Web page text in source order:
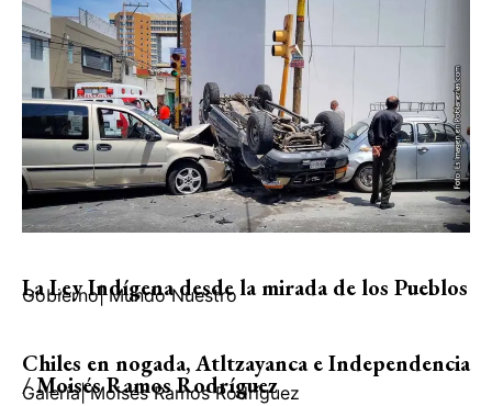
La Ley Indígena desde la mirada de los Pueblos
Gobierno| Mundo Nuestro
Chiles en nogada, Atltzayanca e Independencia
/ Moisés Ramos Rodríguez
Galería| Moisés Ramos Rodríguez